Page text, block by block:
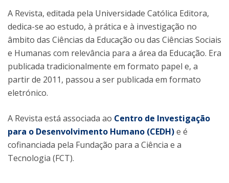
A Revista, editada pela Universidade Católica Editora,
dedica-se ao estudo, à prática e à investigação no
âmbito das Ciências da Educação ou das Ciências Sociais
e Humanas com relevância para a área da Educação. Era
publicada tradicionalmente em formato papel e, a
partir de 2011, passou a ser publicada em formato
eletrónico.
A Revista está associada ao Centro de Investigação
para o Desenvolvimento Humano (CEDH)e é
cofinanciada pela Fundação para a Ciência e a
Tecnologia (FCT).